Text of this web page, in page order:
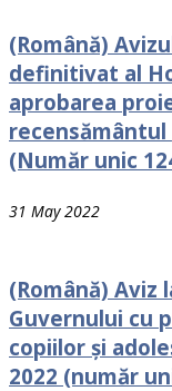
(Română)
definitivat al
aprobarea
(Număr unic
31 May 2022
(Română)
Guvernului cu
сорiilоr și
2022 (număr